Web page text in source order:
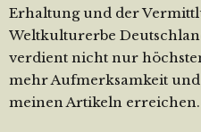
Erhaltung und der
Weltkulturerbe
verdient nicht nur
mehr Aufmerksamkeit
meinen Artikeln erreichen.